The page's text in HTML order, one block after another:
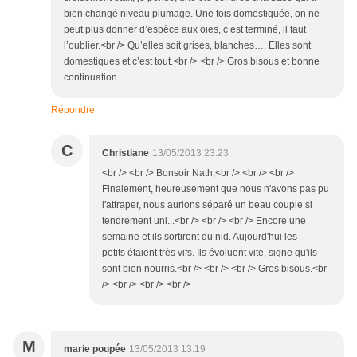
bien changé niveau plumage. Une fois domestiquée, on ne
peut plus donner d’espèce aux oies, c’est terminé, il faut
l’oublier.<br /> Qu’elles soit grises, blanches…. Elles sont
domestiques et c’est tout.<br /> <br /> Gros bisous et bonne
continuation
Répondre
C Christiane 13/05/2013 23:23
<br /> <br /> Bonsoir Nath,<br /> <br /> <br />
Finalement, heureusement que nous n'avons pas pu
l'attraper, nous aurions séparé un beau couple si
tendrement uni...<br /> <br /> <br /> Encore une
semaine et ils sortiront du nid. Aujourd'hui les
petits étaient très vifs. Ils évoluent vite, signe qu'ils
sont bien nourris.<br /> <br /> <br /> Gros bisous.<br
/> <br /> <br /> <br />
M marie poupée 13/05/2013 13:19